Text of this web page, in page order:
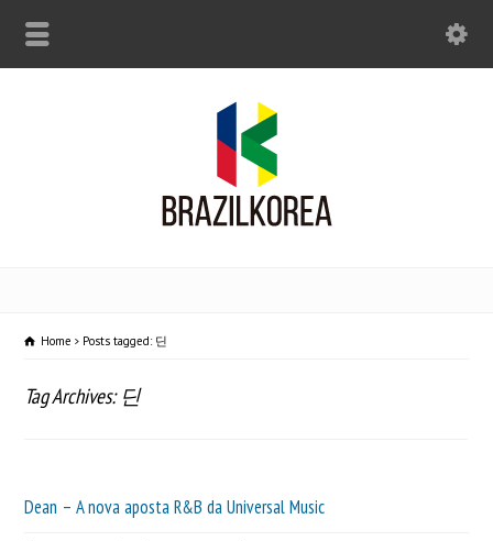
Home Posts tagged: 딘
Tag Archives: 딘
Dean – A nova aposta R&B da Universal Music